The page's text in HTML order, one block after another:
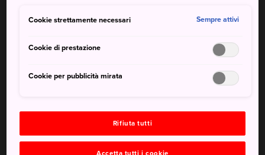
più viva che mai
spiritualità
La religione propria del Giappone è lo shintoismo, mentre
Cookie strettamente necessari Sempre attivi
Cookie di prestazione
Cookie per pubblicità mirata
Rifiuta tutti
Accetta tutti i cookie